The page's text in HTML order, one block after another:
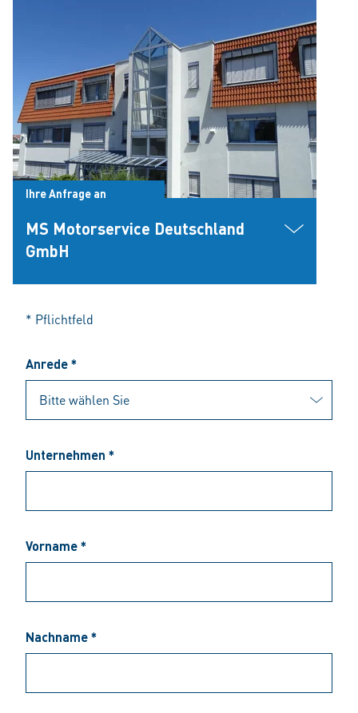
Ihre Anfrage an
MS Motorservice Deutschland
GmbH
* Pflichtfeld
Anrede *
Unternehmen *
Vorname *
Nachname *